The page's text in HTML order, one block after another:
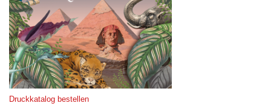
Druckkatalog bestellen